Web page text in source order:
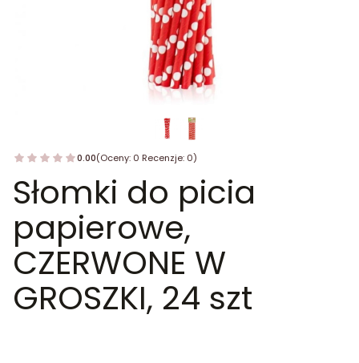
0.00(Oceny: 0 Recenzje: 0)
Słomki do picia
papierowe,
CZERWONE W
GROSZKI, 24 szt